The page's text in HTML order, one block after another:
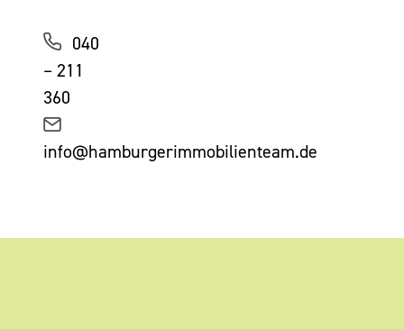
040
– 211
360
info@hamburgerimmobilienteam.de